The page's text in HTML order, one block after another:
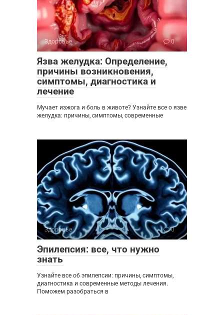
Здоровье 0
Язва желудка: Определение,
причины возникновения,
симптомы, диагностика и
лечение
Мучает изжога и боль в животе? Узнайте все о язве
желудка: причины, симптомы, современные
Здоровье 0
Эпилепсия: все, что нужно
знать
Узнайте все об эпилепсии: причины, симптомы,
диагностика и современные методы лечения.
Поможем разобраться в